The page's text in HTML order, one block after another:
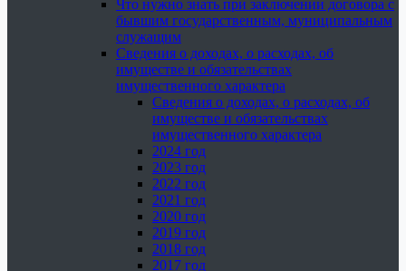
Что нужно знать при заключении договора с
бывшим государственным, муниципальным
служащим
Сведения о доходах, о расходах, об
имуществе и обязательствах
имущественного характера
Сведения о доходах, о расходах, об
имуществе и обязательствах
имущественного характера
2024 год
2023 год
2022 год
2021 год
2020 год
2019 год
2018 год
2017 год